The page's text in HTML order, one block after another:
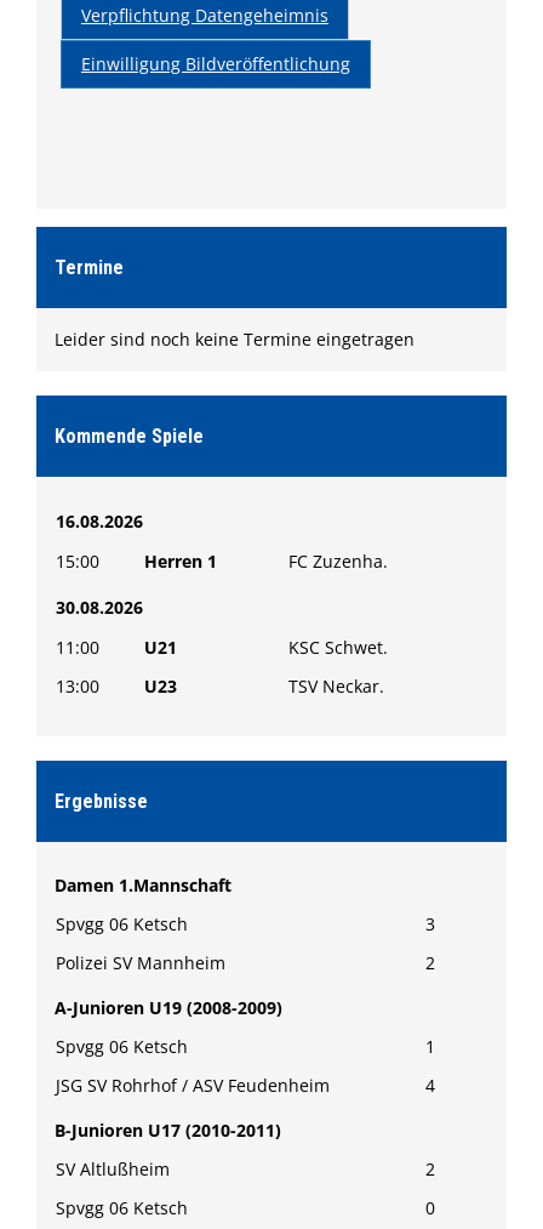
Verpflichtung Datengeheimnis
Einwilligung Bildveröffentlichung
Termine
Leider sind noch keine Termine eingetragen
Kommende Spiele
16.08.2026
15:00
Herren 1
FC Zuzenha.
30.08.2026
11:00
U21
KSC Schwet.
13:00
U23 TSV Neckar.
Ergebnisse
Damen 1.Mannschaft
Spvgg 06 Ketsch
3
Polizei SV Mannheim
2
A-Junioren U19 (2008-2009)
Spvgg 06 Ketsch
1
JSG SV Rohrhof / ASV Feudenheim
4
B-Junioren U17 (2010-2011)
SV Altlußheim
2
Spvgg 06 Ketsch
0